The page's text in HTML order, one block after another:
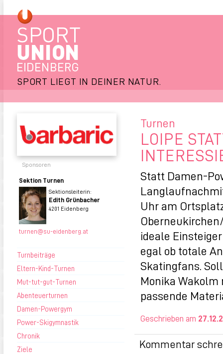
SPORT LIEGT IN DEINER NATUR.
Sponsoren
Sektion Turnen
Sektionsleiterin:
Edith Grünbacher
4201 Eidenberg
turnen@su-eidenberg.at
Turnbeiträge
Eltern-Kind-Turnen
Mut-tut-gut-Turnen
Abenteuerturnen
Damen-Powergym
Power-Skigymnastik
Chronik
Ziele
Turnen
LOIPE
Statt Damen-
Uhr am
ideale
egal ob totale
Skatingfans.
Monika Wakolm
passende
Geschrieben am
Kommentar